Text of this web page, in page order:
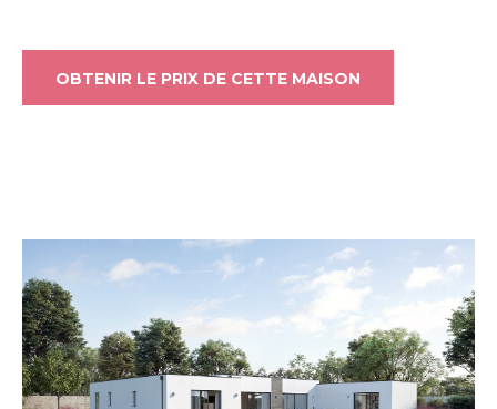
OBTENIR LE PRIX DE CETTE MAISON